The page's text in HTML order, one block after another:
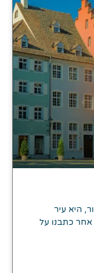
עיר
כתבנו על